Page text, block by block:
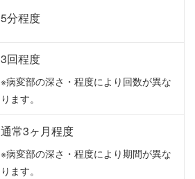
5分程度
3回程度
※病変部の深さ・程度により回数が異な
ります。
通常3ヶ月程度
※病変部の深さ・程度により期間が異な
ります。